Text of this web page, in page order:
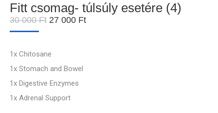
Fitt csomag- túlsúly esetére (4)
30 000Ft Original
000 Ft.
27 000 FtCurrent
1x Chitosane
1x Stomach and Bowel
1x Digestive Enzymes
1x Adrenal Support